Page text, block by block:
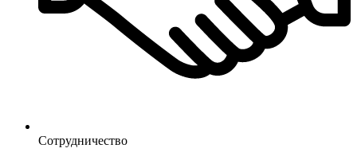
Сотрудничество